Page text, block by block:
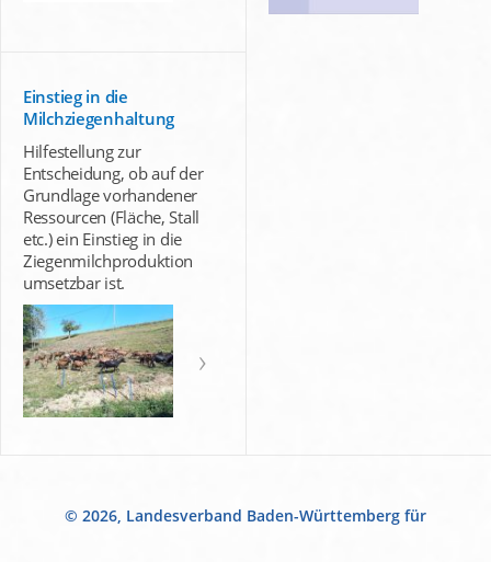
Einstieg in die
Milchziegenhaltung
Hilfestellung zur
Entscheidung, ob auf der
Grundlage vorhandener
Ressourcen (Fläche, Stall
etc.) ein Einstieg in die
Ziegenmilchproduktion
umsetzbar ist.
© 2026, Landesverband Baden-Württemberg für